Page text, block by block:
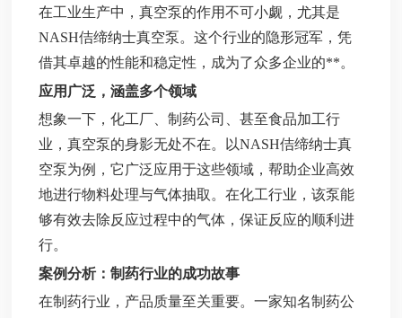
在工业生产中，真空泵的作用不可小觑，尤其是
NASH佶缔纳士真空泵。这个行业的隐形冠军，凭
借其卓越的性能和稳定性，成为了众多企业的**。
应用广泛，涵盖多个领域
想象一下，化工厂、制药公司、甚至食品加工行
业，真空泵的身影无处不在。以NASH佶缔纳士真
空泵为例，它广泛应用于这些领域，帮助企业高效
地进行物料处理与气体抽取。在化工行业，该泵能
够有效去除反应过程中的气体，保证反应的顺利进
行。
案例分析：制药行业的成功故事
在制药行业，产品质量至关重要。一家知名制药公